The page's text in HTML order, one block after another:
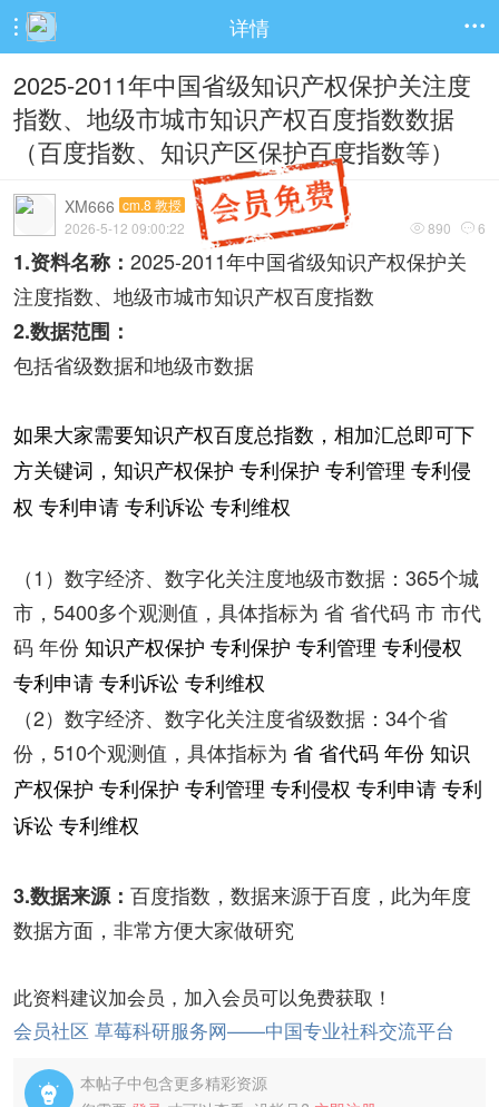
 详情 
2025-2011年中国省级知识产权保护关注度
指数、地级市城市知识产权百度指数数据
（百度指数、知识产区保护百度指数等）
XM666 cm.8 教授
 890  6
2026-5-12 09:00:22
1.资料名称： 2025-2011年中国省级知识产权保护关
注度指数、地级市城市知识产权百度指数
2.数据范围：
包括省级数据和地级市数据
如果大家需要知识产权百度总指数， 相加汇总即可下
方关键词， 知识产权保护 专利保护 专利管理 专利侵
权 专利申请 专利诉讼 专利维权
（1）数字经济、数字化关注度地级市数据：365个城
市，5400多个观测值，具体指标为 省 省代码 市 市代
码 年份 知识产权保护 专利保护 专利管理 专利侵权
专利申请 专利诉讼 专利维权
（2）数字经济、数字化关注度省级数据：34个省
份，510个观测值，具体指标为 省 省代码 年份 知识
产权保护 专利保护 专利管理 专利侵权 专利申请 专利
诉讼 专利维权
3.数据来源： 百度指数，数据来源于百度，此为年度
数据方面，非常方便大家做研究
此资料建议加会员，加入会员可以免费获取！
会员社区 草莓科研服务网——中国专业社科交流平台

本帖子中包含更多精彩资源